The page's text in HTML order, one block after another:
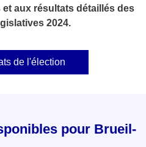
aux résultats détaillés des
2024.
de l'élection
pour Brueil-